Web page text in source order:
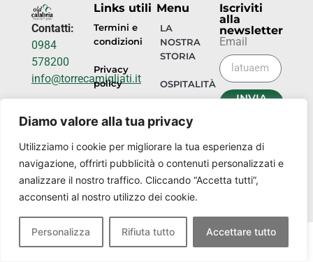
Diamo valore alla tua privacy
Utilizziamo i cookie per migliorare la tua esperienza di
navigazione, offrirti pubblicità o contenuti personalizzati e
analizzare il nostro traffico. Cliccando “Accetta tutti”,
acconsenti al nostro utilizzo dei cookie.
Personalizza Rifiuta tutto Accettare tutto
Contatti:
0984
578200
info@torrecamigliati.it
Camigliati,
Silano CS
Links utili
Termini e
condizioni
Privacy
policy
Menu
LA
NOSTRA
STORIA
OSPITALITÀ
NOSTRI
LUOGHI
Iscriviti
alla
newsletter
Email
INVIA